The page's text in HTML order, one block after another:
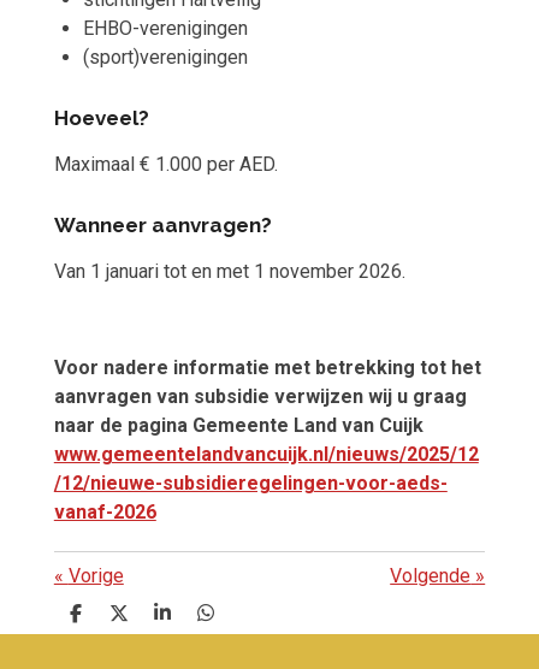
EHBO-verenigingen
(sport)verenigingen
Hoeveel?
Maximaal € 1.000 per AED.
Wanneer aanvragen?
Van 1 januari tot en met 1 november 2026.
Voor nadere informatie met betrekking tot het
aanvragen van subsidie verwijzen wij u graag
naar de pagina Gemeente Land van Cuijk
www.gemeentelandvancuijk.nl/nieuws/2025/12
/12/nieuwe-subsidieregelingen-voor-aeds-
vanaf-2026
« Vorige Volgende »
D
e
D
e
S
h
D
e